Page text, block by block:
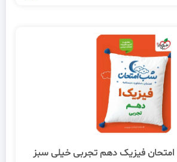
فیزیک دهم تجربی خیلی سبز